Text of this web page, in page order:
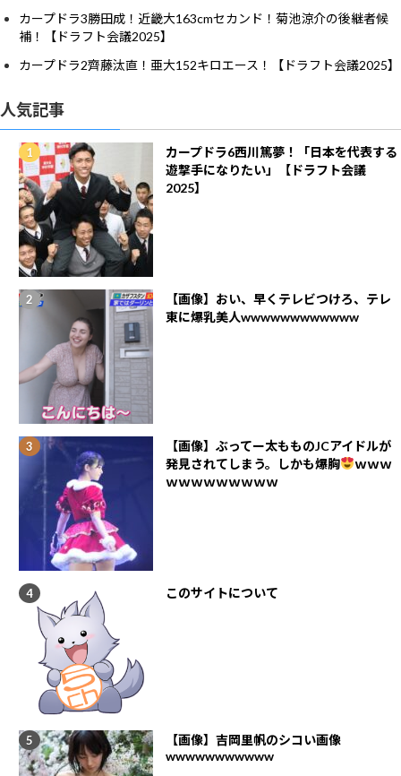
カープドラ3勝田成！近畿大163cmセカンド！菊池涼介の後継者候
補！【ドラフト会議2025】
カープドラ2齊藤汰直！亜大152キロエース！【ドラフト会議2025】
人気記事
カープドラ6西川篤夢！「日本を代表する
遊撃手になりたい」【ドラフト会議
2025】
【画像】おい、早くテレビつけろ、テレ
東に爆乳美人wwwwwwwwwwww
【画像】ぶってー太もものJCアイドルが
発見されてしまう。しかも爆胸
ｗｗｗ
ｗｗｗｗｗｗｗｗｗ
このサイトについて
【画像】吉岡里帆のシコい画像
wwwwwwwwwww